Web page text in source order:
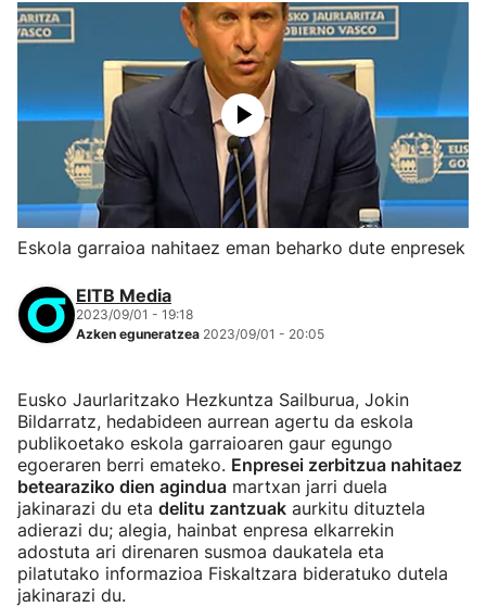
Eskola garraioa nahitaez eman beharko dute enpresek
EITB Media
2023/09/01 - 19:18
Azken eguneratzea 2023/09/01 - 20:05
Eusko Jaurlaritzako Hezkuntza Sailburua, Jokin
Bildarratz, hedabideen aurrean agertu da eskola
publikoetako eskola garraioaren gaur egungo
egoeraren berri emateko. Enpresei zerbitzua nahitaez
betearaziko dien agindua martxan jarri duela
jakinarazi du eta delitu zantzuak aurkitu dituztela
adierazi du; alegia, hainbat enpresa elkarrekin
adostuta ari direnaren susmoa daukatela eta
pilatutako informazioa Fiskaltzara bideratuko dutela
jakinarazi du.